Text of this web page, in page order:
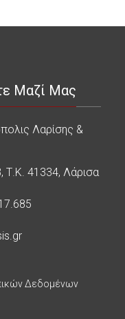
Μαζί Μας
Λαρίσης &
Τ.Κ. 41334, Λάρισα
Δεδομένων